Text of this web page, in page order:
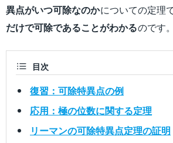
異点がいつ可除なのかについての定理
だけで可除であることがわかるのです。
目次
復習：可除特異点の例
応用：極の位数に関する定理
リーマンの可除特異点定理の証明